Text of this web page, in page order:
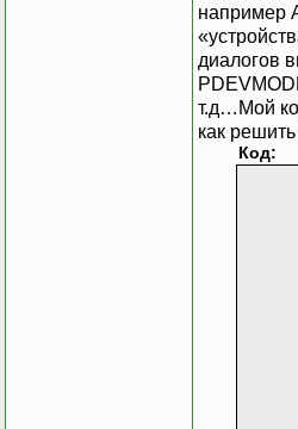
например
диалогов
т.д…Мой
как
Код: